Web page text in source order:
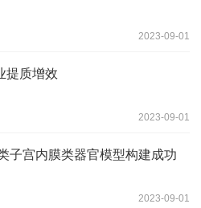
2023-09-01
提质增效
2023-09-01
子宫内膜类器官模型构建成功
2023-09-01